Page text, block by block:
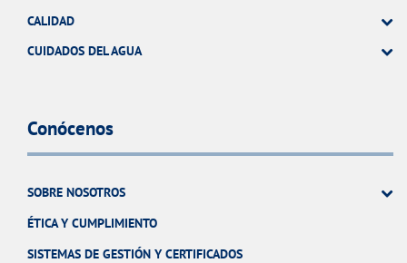
CALIDAD
CUIDADOS DEL AGUA
Conócenos
SOBRE NOSOTROS
ÉTICA Y CUMPLIMIENTO
SISTEMAS DE GESTIÓN Y CERTIFICADOS